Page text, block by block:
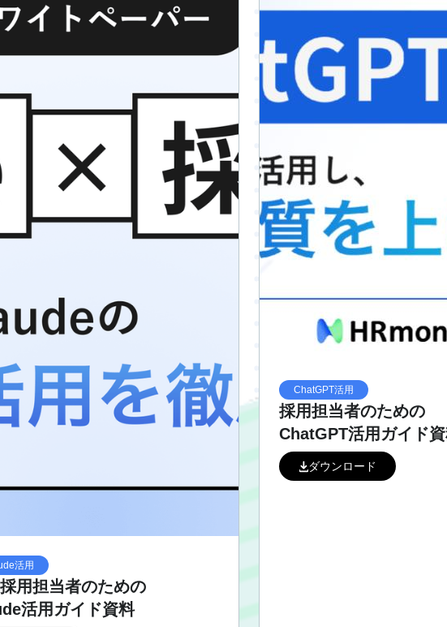
活用
用担当者のための
活用ガイド資料
ChatGPT活用
採用担当者のための
ChatGPT活用ガイド
ダウンロード